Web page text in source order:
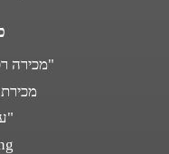
"מכירה